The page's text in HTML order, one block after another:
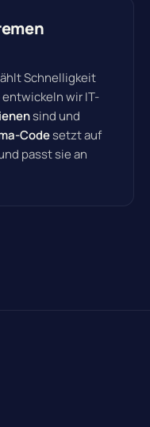
Schnelligkeit
wir IT-
sind und
Codesetzt auf
passt sie an